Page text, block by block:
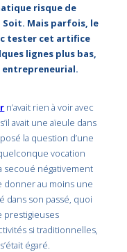
risque de
Soit. Mais parfois, le
tester cet artifice
lignes plus bas,
entrepreneurial.
n’avait rien à voir avec
avait une aïeule dans
la question d’une
vocation
secoué négativement
donner au moins une
dans son passé, quoi
prestigieuses
si traditionnelles,
égaré.